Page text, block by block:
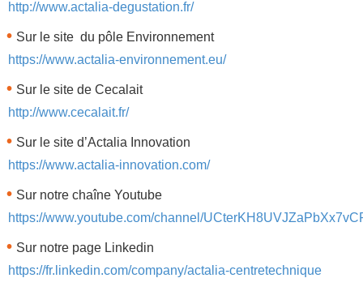
http://www.actalia-degustation.fr/
Sur le site du pôle Environnement
https://www.actalia-environnement.eu/
Sur le site de Cecalait
http://www.cecalait.fr/
Sur le site d’Actalia Innovation
https://www.actalia-innovation.com/
Sur notre chaîne Youtube
https://www.youtube.com/channel/
Sur notre page Linkedin
https://fr.linkedin.com/company/actalia-centretechnique